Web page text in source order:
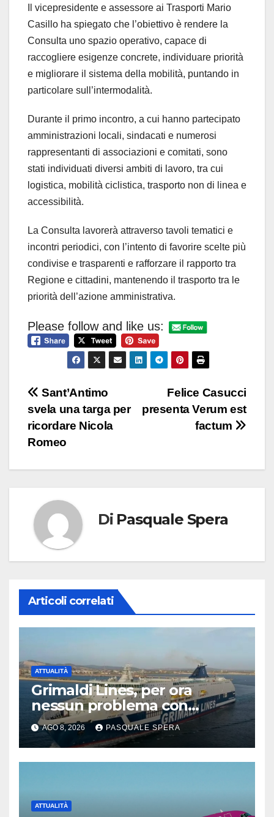
Il vicepresidente e assessore ai Trasporti Mario
Casillo ha spiegato che l’obiettivo è rendere la
Consulta uno spazio operativo, capace di
raccogliere esigenze concrete, individuare priorità
e migliorare il sistema della mobilità, puntando in
particolare sull’intermodalità.
Durante il primo incontro, a cui hanno partecipato
amministrazioni locali, sindacati e numerosi
rappresentanti di associazioni e comitati, sono
stati individuati diversi ambiti di lavoro, tra cui
logistica, mobilità ciclistica, trasporto non di linea e
accessibilità.
La Consulta lavorerà attraverso tavoli tematici e
incontri periodici, con l’intento di favorire scelte più
condivise e trasparenti e rafforzare il rapporto tra
Regione e cittadini, mantenendo il trasporto tra le
priorità dell’azione amministrativa.
Please follow and like us:
Navigazione
articoli
Felice Casucci
presenta Verum est
factum
Sant’Antimo
svela una targa per
ricordare Nicola
Romeo
Di Pasquale Spera
Articoli correlati
ATTUALITÀ
Grimaldi Lines, per ora
nessun problema con
Spagna
AGO 8, 2026 PASQUALE SPERA
ATTUALITÀ